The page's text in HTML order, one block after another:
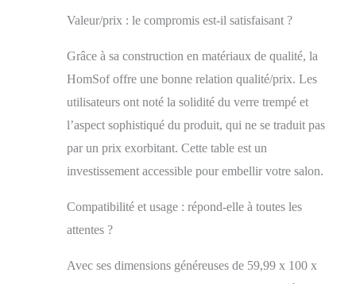
: espace de
couche apporté par
une structure en
verre double couche,
la couche supérieure
articles quotidiens, la
couche inférieure
peut contenir des
et d'autres articles
basse rectangulaire
Valeur/prix : le compromis est-il satisfaisant ?
Grâce à sa construction en matériaux de qualité, la
HomSof offre une bonne relation qualité/prix. Les
utilisateurs ont noté la solidité du verre trempé et
l’aspect sophistiqué du produit, qui ne se traduit pas
par un prix exorbitant. Cette table est un
investissement accessible pour embellir votre salon.
Compatibilité et usage : répond-elle à toutes les
attentes ?
Avec ses dimensions généreuses de 59,99 x 100 x